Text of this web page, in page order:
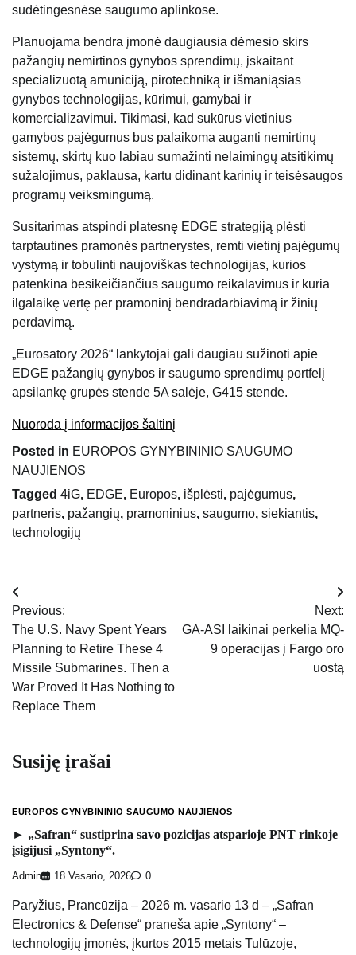
sudėtingesnėse saugumo aplinkose.
Planuojama bendra įmonė daugiausia dėmesio skirs
pažangių nemirtinos gynybos sprendimų, įskaitant
specializuotą amuniciją, pirotechniką ir išmaniąsias
gynybos technologijas, kūrimui, gamybai ir
komercializavimui. Tikimasi, kad sukūrus vietinius
gamybos pajėgumus bus palaikoma auganti nemirtinų
sistemų, skirtų kuo labiau sumažinti nelaimingų atsitikimų
sužalojimus, paklausa, kartu didinant karinių ir teisėsaugos
programų veiksmingumą.
Susitarimas atspindi platesnę EDGE strategiją plėsti
tarptautines pramonės partnerystes, remti vietinį pajėgumų
vystymą ir tobulinti naujoviškas technologijas, kurios
patenkina besikeičiančius saugumo reikalavimus ir kuria
ilgalaikę vertę per pramoninį bendradarbiavimą ir žinių
perdavimą.
„Eurosatory 2026“ lankytojai gali daugiau sužinoti apie
EDGE pažangių gynybos ir saugumo sprendimų portfelį
apsilankę grupės stende 5A salėje, G415 stende.
Nuoroda į informacijos šaltinį
Posted in EUROPOS GYNYBININIO SAUGUMO
NAUJIENOS
Tagged 4iG, EDGE, Europos, išplėsti, pajėgumus,
partneris, pažangių, pramoninius, saugumo, siekiantis,
technologijų
Navigacija
tarp
įrašų
Previous:
The U.S. Navy Spent Years
Planning to Retire These 4
Missile Submarines. Then a
War Proved It Has Nothing to
Replace Them
Next:
GA-ASI laikinai perkelia MQ-
9 operacijas į Fargo oro
uostą
Susiję įrašai
EUROPOS GYNYBININIO SAUGUMO NAUJIENOS
► „Safran“ sustiprina savo pozicijas atsparioje PNT rinkoje
įsigijusi „Syntony“.
Admin 18 Vasario, 2026 0
Paryžius, Prancūzija – 2026 m. vasario 13 d – „Safran
Electronics & Defense“ praneša apie „Syntony“ –
technologijų įmonės, įkurtos 2015 metais Tulūzoje,